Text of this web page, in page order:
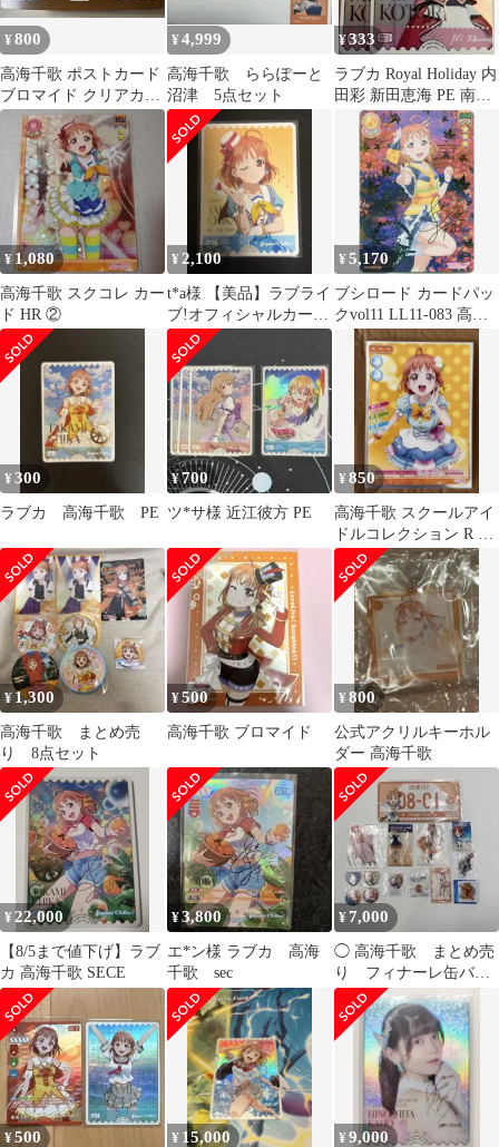
¥800
高海千歌 ポストカード
ブロマイド クリアカー
ド 計18枚
¥4,999
高海千歌 ららぽーと
沼津 5点セット
¥333
ラブカ Royal Holiday 内
田彩 新田恵海 PE 南こ
とり 高坂穂乃果
¥1,080
高海千歌 スクコレ カー
ド HR ②
¥ 2,100
t*a様 【美品】ラブライ
ブ!オフィシャルカード
ゲーム 高海千歌PR+ 1
枚
¥5,170
ブシロード カードパッ
クvol11 LL11-083 高海
千歌 SEC
¥300
ラブカ 高海千歌 PE
¥700
ツ*サ様 近江彼方 PE
¥850
高海千歌 スクールアイ
ドルコレクション R ト
レカ
¥ 1,300
高海千歌 まとめ売
り 8点セット
¥500
高海千歌 ブロマイド
¥800
公式アクリルキーホル
ダー 高海千歌
¥22,000
【8/5まで値下げ】ラブ
カ 高海千歌 SECE
¥3,800
エ*ン様 ラブカ 高海
千歌 sec
¥7,000
◯ 高海千歌 まとめ売
り フィナーレ缶バッ
ジあり
¥500 ¥ 15,000 ¥9,000